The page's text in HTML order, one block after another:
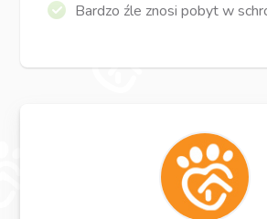
Bardzo źle znosi pobyt w